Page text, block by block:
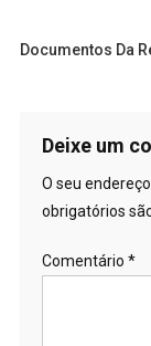
Documentos Da
Deixe um
O seu
obrigatórios
Comentário *